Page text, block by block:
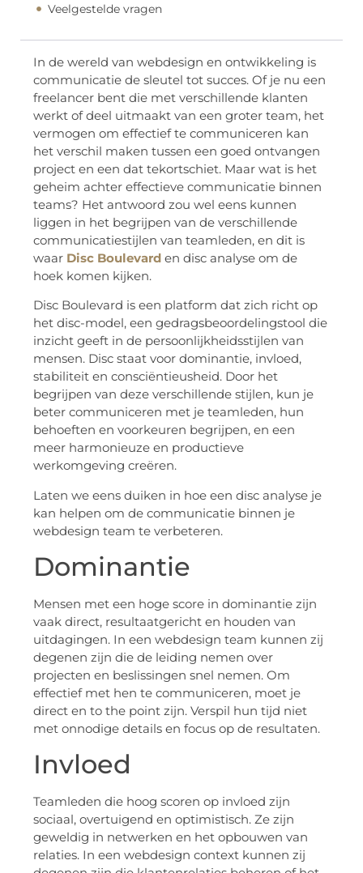
Veelgestelde vragen
In de wereld van webdesign en ontwikkeling is
communicatie de sleutel tot succes. Of je nu een
freelancer bent die met verschillende klanten
werkt of deel uitmaakt van een groter team, het
vermogen om effectief te communiceren kan
het verschil maken tussen een goed ontvangen
project en een dat tekortschiet. Maar wat is het
geheim achter effectieve communicatie binnen
teams? Het antwoord zou wel eens kunnen
liggen in het begrijpen van de verschillende
communicatiestijlen van teamleden, en dit is
waar Disc Boulevard en disc analyse om de
hoek komen kijken.
Disc Boulevard is een platform dat zich richt op
het disc-model, een gedragsbeoordelingstool die
inzicht geeft in de persoonlijkheidsstijlen van
mensen. Disc staat voor dominantie, invloed,
stabiliteit en consciëntieusheid. Door het
begrijpen van deze verschillende stijlen, kun je
beter communiceren met je teamleden, hun
behoeften en voorkeuren begrijpen, en een
meer harmonieuze en productieve
werkomgeving creëren.
Laten we eens duiken in hoe een disc analyse je
kan helpen om de communicatie binnen je
webdesign team te verbeteren.
Dominantie
Mensen met een hoge score in dominantie zijn
vaak direct, resultaatgericht en houden van
uitdagingen. In een webdesign team kunnen zij
degenen zijn die de leiding nemen over
projecten en beslissingen snel nemen. Om
effectief met hen te communiceren, moet je
direct en to the point zijn. Verspil hun tijd niet
met onnodige details en focus op de resultaten.
Invloed
Teamleden die hoog scoren op invloed zijn
sociaal, overtuigend en optimistisch. Ze zijn
geweldig in netwerken en het opbouwen van
relaties. In een webdesign context kunnen zij